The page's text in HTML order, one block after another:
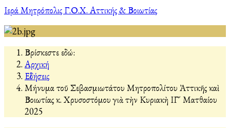
Ιερά Μητρόπολις Γ.Ο.Χ. Αττικής & Βοιωτίας
Βρίσκεστε εδώ:
Αρχική
Εἰδήσεις
Μήνυμα τοῦ Σεβασμιωτάτου Μητροπολίτου Ἀττικῆς καὶ
Βοιωτίας κ. Χρυσοστόμου γιὰ τὴν Κυριακὴ ΙΓ´ Ματθαίου
2025